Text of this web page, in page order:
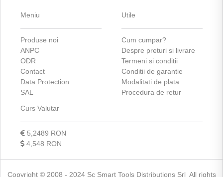
Meniu
Produse noi
ANPC
ODR
Contact
Data Protection
SAL
Utile
Cum cumpar?
Despre preturi si livrare
Termeni si conditii
Conditii de garantie
Modalitati de plata
Procedura de retur
Curs Valutar
5,2489 RON
4,548 RON
Copyright © 2008 - 2024 Sc Smart Tools Distributions Srl All rights